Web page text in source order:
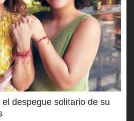
despegue solitario de su